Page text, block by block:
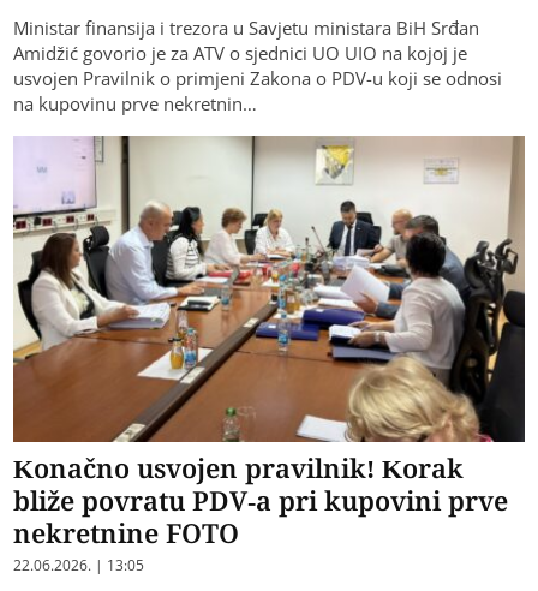
Ministar finansija i trezora u Savjetu ministara BiH Srđan
Amidžić govorio je za ATV o sjednici UO UIO na kojoj je
usvojen Pravilnik o primjeni Zakona o PDV-u koji se odnosi
na kupovinu prve nekretnin…
Konačno usvojen pravilnik! Korak
bliže povratu PDV-a pri kupovini prve
nekretnine FOTO
22.06.2026. | 13:05